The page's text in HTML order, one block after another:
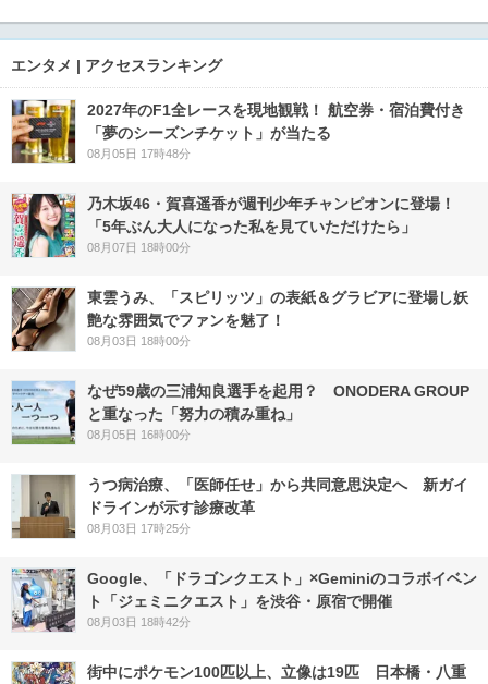
エンタメ | アクセスランキング
2027年のF1全レースを現地観戦！ 航空券・宿泊費付き
「夢のシーズンチケット」が当たる
08月05日 17時48分
乃木坂46・賀喜遥香が週刊少年チャンピオンに登場！
「5年ぶん大人になった私を見ていただけたら」
08月07日 18時00分
東雲うみ、「スピリッツ」の表紙＆グラビアに登場し妖
艶な雰囲気でファンを魅了！
08月03日 18時00分
なぜ59歳の三浦知良選手を起用？ ONODERA GROUP
と重なった「努力の積み重ね」
08月05日 16時00分
うつ病治療、「医師任せ」から共同意思決定へ 新ガイ
ドラインが示す診療改革
08月03日 17時25分
Google、「ドラゴンクエスト」×Geminiのコラボイベン
ト「ジェミニクエスト」を渋谷・原宿で開催
08月03日 18時42分
街中にポケモン100匹以上、立像は19匹 日本橋・八重